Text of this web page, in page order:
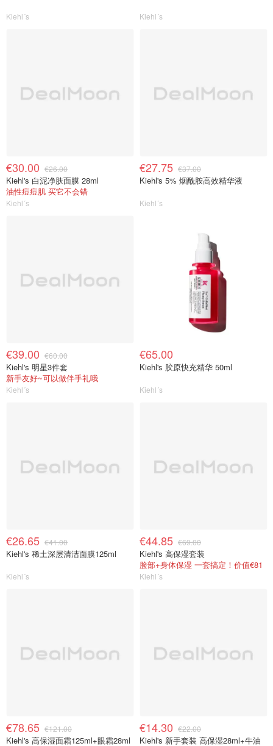
Kiehl´s Kiehl´s
€30.00 €26.00
Kiehl's 白泥净肤面膜 28ml
油性痘痘肌 买它不会错
Kiehl´s
€27.75 €37.00
Kiehl's 5% 烟酰胺高效精华液
Kiehl´s
€39.00 €60.00
Kiehl's 明星3件套
新手友好~可以做伴手礼哦
Kiehl´s
€65.00
Kiehl's 胶原快充精华 50ml
Kiehl´s
€26.65 €41.00
Kiehl's 稀土深层清洁面膜125ml
Kiehl´s
€44.85 €69.00
Kiehl's 高保湿套装
脸部+身体保湿 一套搞定！价值€81
Kiehl´s
€78.65 €121.00
Kiehl's 高保湿面霜125ml+眼霜28ml
€14.30 €22.00
Kiehl's 新手套装 高保湿28ml+牛油